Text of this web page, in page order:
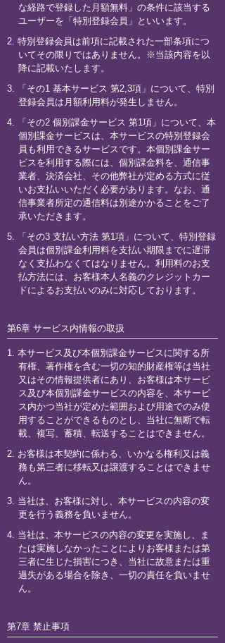
な経路で登録した月額無料」の条件に該当する
ユーザーを「特別登録会員」といいます。
2. 特別登録会員は前項に記載された一部条項につ
いてその限りではありません。※当該内容を以
降に記載いたします。
3. 「その1 基本サービス 第2,3項」について、特別
登録会員は月額利用料が発生しません。
4. 「その2 個別課金サービス 第1項」について、本
個別課金サービスは、本サービスの特別登録会
員も利用できるサービスです。本個別課金サー
ビスを利用する際には、個別課金料を、通信事
業者、決済会社、その他弊社が定める方式に従
いお支払いいただく必要があります。なお、通
信事業者所定の通信料は別途かかることをご了
承いただきます。
5. 「その3 支払い方法 第1項」について、特別登録
会員は個別課金利用料を支払い期限までに遅滞
なく支払わなくてはなりません。利用料のお支
払方法には、お客様本人名義のクレジットカー
ドによるお支払いのみに対応しております。
第6章 サービス内情報の取扱
1. 本サービス及び本個別課金サービスに関する所
有権、著作権を含む一切の知的財産権等は当社
又はその情報提供者にあり、お客様は本サービ
ス及び本個別課金サービスの内容を、本サービ
ス内かつ当社が定めた範囲および用途でのみ使
用することができるものとし、当社に無断で転
載、複写、蓄積、転送することはできません。
2. お客様は本契約に係わる、いかなる権利又は義
務も第三者に移転又は譲渡することはできませ
ん。
3. 当社は、お客様に対し、本サービスの内容の変
更を行う義務を負いません。
4. 当社は、本サービスの内容の変更を実施し、ま
たは実施しなかったことによりお客様または第
三者に生じた損害につき、当社に故意または重
過失がある場合を除き、一切の責任を負いませ
ん。
第7章 禁止事項